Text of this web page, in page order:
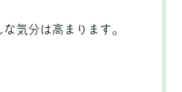
気分は高まります。